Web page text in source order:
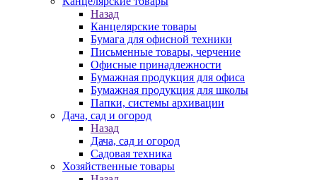
Назад
Канцелярские товары
Бумага для офисной техники
Письменные товары, черчение
Офисные принадлежности
Бумажная продукция для офиса
Бумажная продукция для школы
Папки, системы архивации
Дача, сад и огород
Назад
Дача, сад и огород
Садовая техника
Хозяйственные товары